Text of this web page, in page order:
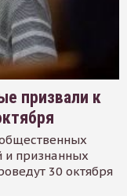
призвали к
и признанных
30 октября